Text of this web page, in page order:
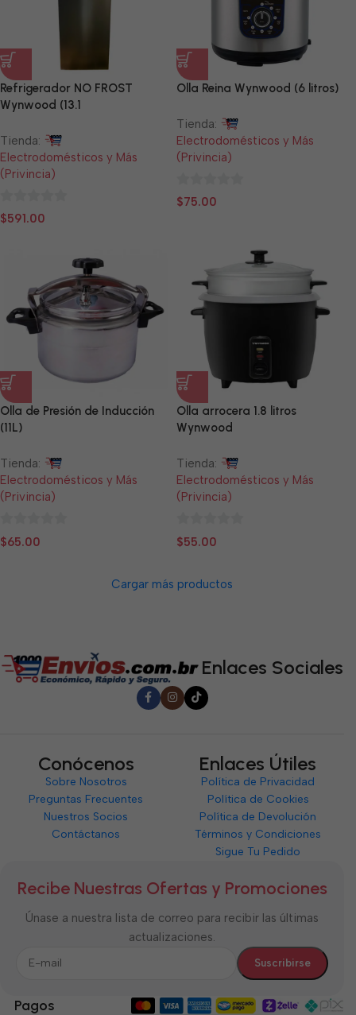
Refrigerador NO FROST
Wynwood (13.1
Refrigerador 275L)
Tienda:
Electrodomésticos y Más
(Privincia)
0
$591.00
Olla Reina Wynwood (6 litros)
Tienda:
Electrodomésticos y Más
(Privincia)
0
$75.00
Olla de Presión de Inducción
(11L)
Tienda:
Electrodomésticos y Más
(Privincia)
0
$65.00
Olla arrocera 1.8 litros
Wynwood
Tienda:
Electrodomésticos y Más
(Privincia)
0
$55.00
Cargar más productos
Enlaces Sociales
Conócenos
Sobre Nosotros
Preguntas Frecuentes
Nuestros Socios
Contáctanos
Enlaces Útiles
Política de Privacidad
Política de Cookies
Política de Devolución
Términos y Condiciones
Sigue Tu Pedido
Recibe Nuestras Ofertas y Promociones
Únase a nuestra lista de correo para recibir las últimas
actualizaciones.
Pagos